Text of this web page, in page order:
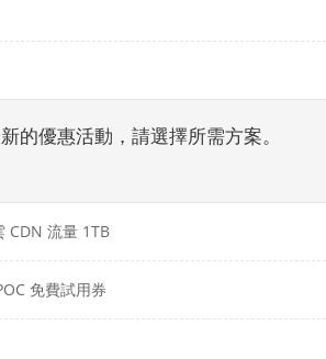
的優惠活動，請選擇所需方案。
CDN 流量 1TB
免費試用券